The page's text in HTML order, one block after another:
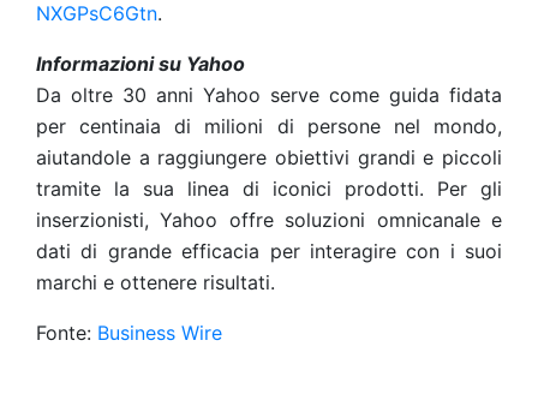
NXGPsC6Gtn.
Informazioni su Yahoo
Da oltre 30 anni Yahoo serve come guida fidata
per centinaia di milioni di persone nel mondo,
aiutandole a raggiungere obiettivi grandi e piccoli
tramite la sua linea di iconici prodotti. Per gli
inserzionisti, Yahoo offre soluzioni omnicanale e
dati di grande efficacia per interagire con i suoi
marchi e ottenere risultati.
Fonte: Business Wire